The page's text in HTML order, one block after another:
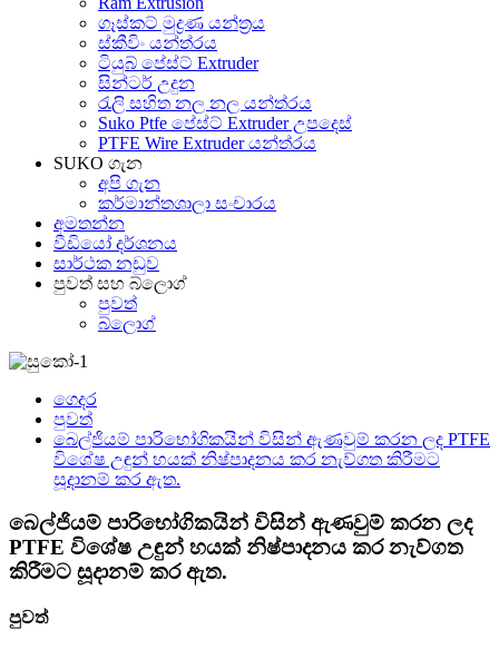
ගෑස්කට් මුද්‍රණ යන්ත්‍රය
ස්කීවිං යන්ත්රය
ටියුබ් පේස්ට් Extruder
සින්ටර් උදුන
රැලි සහිත නල නල යන්ත්රය
Suko Ptfe පේස්ට් Extruder උපදෙස්
PTFE Wire Extruder යන්ත්රය
SUKO ගැන
අපි ගැන
කර්මාන්තශාලා සංචාරය
අමතන්න
වීඩියෝ දර්ශනය
සාර්ථක නඩුව
පුවත් සහ බ්ලොග්
පුවත්
බ්ලොග්
ගෙදර
පුවත්
බෙල්ජියම් පාරිභෝගිකයින් විසින් ඇණවුම් කරන ලද PTFE
විශේෂ උඳුන් හයක් නිෂ්පාදනය කර නැව්ගත කිරීමට
සූදානම් කර ඇත.
බෙල්ජියම් පාරිභෝගිකයින් විසින් ඇණවුම් කරන ලද
PTFE විශේෂ උඳුන් හයක් නිෂ්පාදනය කර නැව්ගත
කිරීමට සූදානම් කර ඇත.
පුවත්